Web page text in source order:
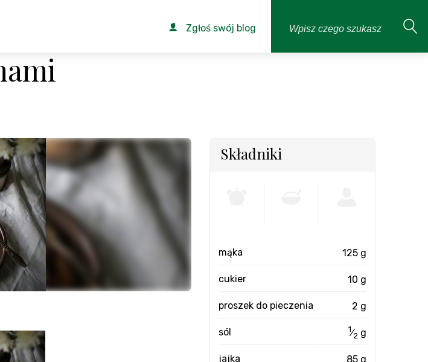
Zgłoś swój blog
Składniki
mąka 125 g
cukier 10 g
proszek do pieczenia 2 g
sól 1⁄2 g
jajka 85 g